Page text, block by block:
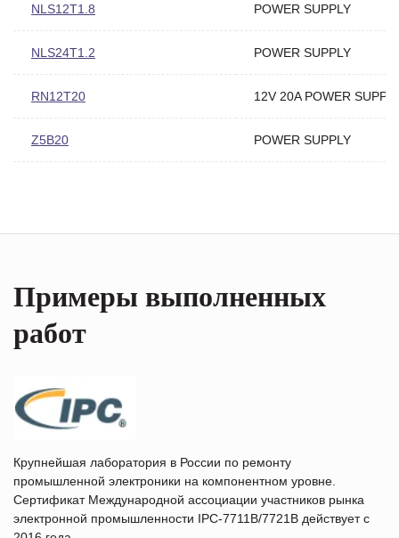
NLS12T1.8 POWER SUPPLY
NLS24T1.2 POWER SUPPLY
RN12T20 12V 20A POWER
Z5B20 POWER SUPPLY
Примеры выполненных
работ
Крупнейшая лаборатория в России по ремонту
промышленной электроники на компонентном уровне.
Сертификат Международной ассоциации участников рынка
электронной промышленности IPC-7711B/7721B действует с